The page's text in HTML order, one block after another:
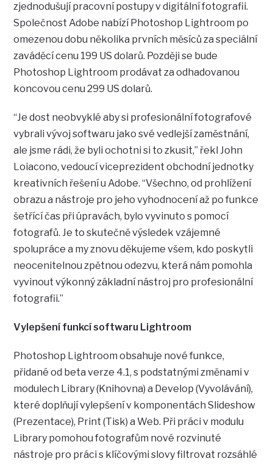
zjednodušují pracovní postupy v digitální fotografii.
Společnost Adobe nabízí Photoshop Lightroom po
omezenou dobu několika prvních měsíců za speciální
zaváděcí cenu 199 US dolarů. Později se bude
Photoshop Lightroom prodávat za odhadovanou
koncovou cenu 299 US dolarů.
“Je dost neobvyklé aby si profesionální fotografové
vybrali vývoj softwaru jako své vedlejší zaměstnání,
ale jsme rádi, že byli ochotni si to zkusit,” řekl John
Loiacono, vedoucí viceprezident obchodní jednotky
kreativních řešení u Adobe. “Všechno, od prohlížení
obrazu a nástroje pro jeho vyhodnocení až po funkce
šetřící čas při úpravách, bylo vyvinuto s pomocí
fotografů. Je to skutečně výsledek vzájemné
spolupráce a my znovu děkujeme všem, kdo poskytli
neocenitelnou zpětnou odezvu, která nám pomohla
vyvinout výkonný základní nástroj pro profesionální
fotografii.”
Vylepšení funkcí softwaru Lightroom
Photoshop Lightroom obsahuje nové funkce,
přidané od beta verze 4.1, s podstatnými změnami v
modulech Library (Knihovna) a Develop (Vyvolávání),
které doplňují vylepšení v komponentách Slideshow
(Prezentace), Print (Tisk) a Web. Při práci v modulu
Library pomohou fotografům nové rozvinuté
nástroje pro práci s klíčovými slovy filtrovat rozsáhlé